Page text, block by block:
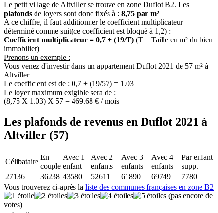
Le petit village de Altviller se trouve en zone Duflot B2. Les
plafonds de loyers sont donc fixés à : 8,75 par m²
A ce chiffre, il faut additionner le coefficient multiplicateur
déterminé comme suit(ce coefficient est bloqué à 1,2) :
Coefficient multiplicateur = 0,7 + (19/T) (T = Taille en m² du bien
immobilier)
Prenons un exemple :
Vous venez d'investir dans un appartement Duflot 2021 de 57 m² à
Altviller.
Le coefficient est de : 0,7 + (19/57) = 1.03
Le loyer maximum exigible sera de :
(8,75 X 1.03) X 57 = 469.68 € / mois
Les plafonds de revenus en Duflot 2021 à
Altviller (57)
Célibataire
En
couple
Avec 1
enfant
Avec 2
enfants
Avec 3
enfants
Avec 4
enfants
Par enfant
supp.
27136
36238 43580 52611 61890 69749
7780
Vous trouverez ci-après la liste des communes françaises en zone B2
(pas encore de
votes)